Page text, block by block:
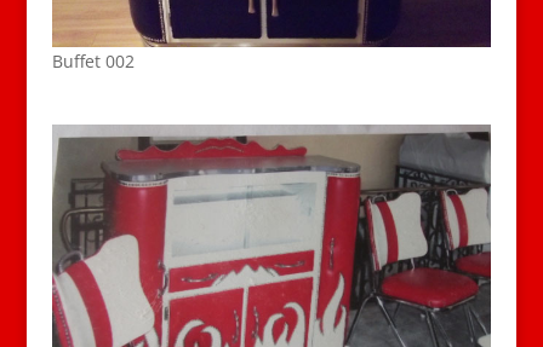
Buffet 002